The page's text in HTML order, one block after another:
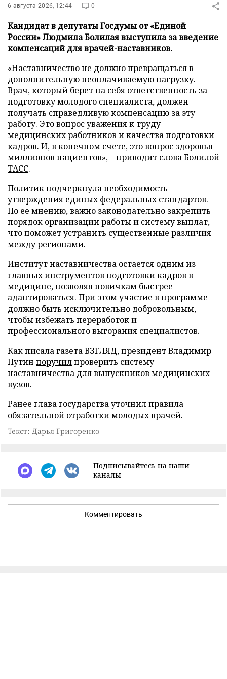
6 августа 2026, 12:44 0
Кандидат в депутаты Госдумы от «Единой
России» Людмила Болилая выступила за введение
компенсаций для врачей-наставников.
«Наставничество не должно превращаться в
дополнительную неоплачиваемую нагрузку.
Врач, который берет на себя ответственность за
подготовку молодого специалиста, должен
получать справедливую компенсацию за эту
работу. Это вопрос уважения к труду
медицинских работников и качества подготовки
кадров. И, в конечном счете, это вопрос здоровья
миллионов пациентов», – приводит слова Болилой
ТАСС.
Политик подчеркнула необходимость
утверждения единых федеральных стандартов.
По ее мнению, важно законодательно закрепить
порядок организации работы и систему выплат,
что поможет устранить существенные различия
между регионами.
Институт наставничества остается одним из
главных инструментов подготовки кадров в
медицине, позволяя новичкам быстрее
адаптироваться. При этом участие в программе
должно быть исключительно добровольным,
чтобы избежать переработок и
профессионального выгорания специалистов.
Как писала газета ВЗГЛЯД, президент Владимир
Путин поручилпроверить систему
наставничества для выпускников медицинских
вузов.
Ранее глава государствауточнилправила
обязательной отработки молодых врачей.
Текст: Дарья Григоренко
Подписывайтесь на наши
каналы
Комментировать